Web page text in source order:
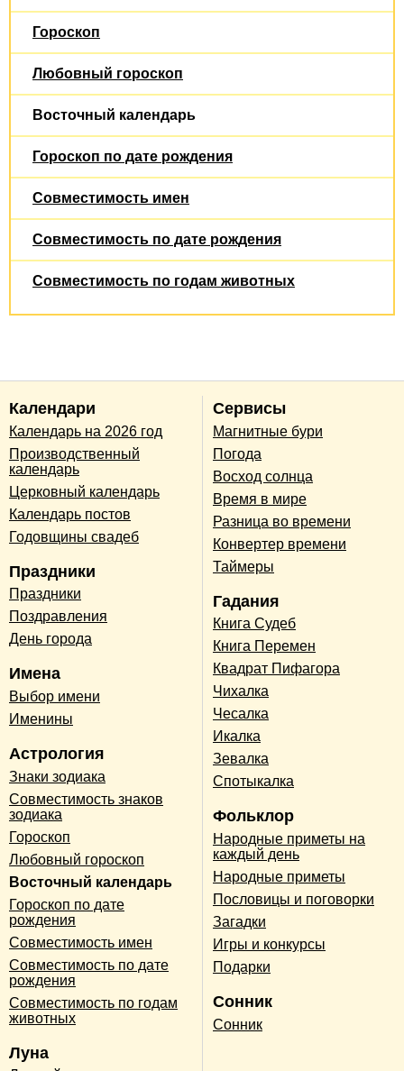
Гороскоп
Любовный гороскоп
Восточный календарь
Гороскоп по дате рождения
Совместимость имен
Совместимость по дате рождения
Совместимость по годам животных
Календари
Календарь на 2026 год
Производственный
календарь
Церковный календарь
Календарь постов
Годовщины свадеб
Праздники
Праздники
Поздравления
День города
Имена
Выбор имени
Именины
Астрология
Знаки зодиака
Совместимость знаков
зодиака
Гороскоп
Любовный гороскоп
Восточный календарь
Гороскоп по дате
рождения
Совместимость имен
Совместимость по дате
рождения
Совместимость по годам
животных
Луна
Сервисы
Магнитные бури
Погода
Восход солнца
Время в мире
Разница во времени
Конвертер времени
Таймеры
Гадания
Книга Судеб
Книга Перемен
Квадрат Пифагора
Чихалка
Чесалка
Икалка
Зевалка
Спотыкалка
Фольклор
Народные приметы на
каждый день
Народные приметы
Пословицы и поговорки
Загадки
Игры и конкурсы
Подарки
Сонник
Сонник